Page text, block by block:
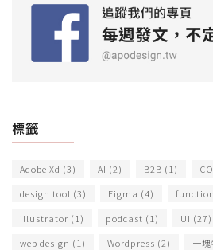
標籤
Adobe Xd (3) AI (2) B2B (1)
design tool (3) Figma (4)
illustrator (1) podcast (1) UI (27)
web design (1) Wordpress (2) 一